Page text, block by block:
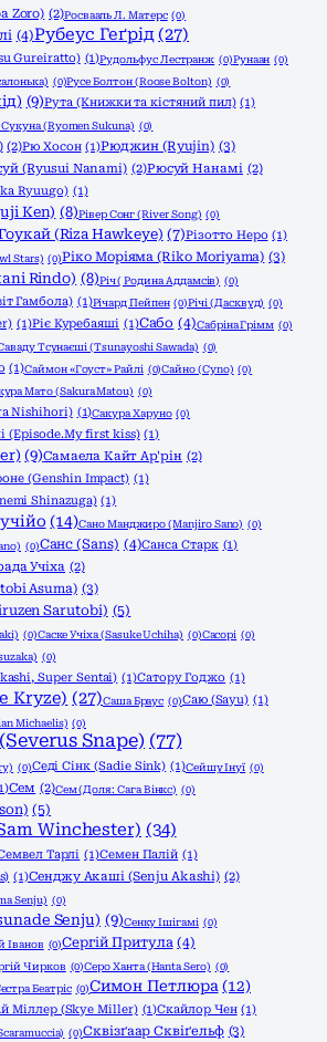
Zoro) (2)Росвааль Л. Матерс (0)
(4)Рубеус Геґрід (27)
Gureiratto) (1)Рудольфус Лестранж (0)Рунаан (0)
(0)Русе Болтон (Roose Bolton) (0)
(9)Рута (Книжки та кістяний пил) (1)
(Ryomen Sukuna) (0)
(2)Рю Хосон (1)Рюджин (Ryujin) (3)
(Ryusui Nanami) (2)Рюсуй Нанамі (2)
Ryuugo) (1)
Ken) (8)Рівер Сонг (River Song) (0)
(Riza Hawkeye) (7)Різотто Неро (1)
Stars) (0)Ріко Моріяма (Riko Moriyama) (3)
Rindo) (8)Річ ( Родина Аддамсів) (0)
Гамбола) (1)Річард Пейпен (0)Річі (Дасквуд) (0)
(1)Ріє Куребаяші (1)Сабо (4)Сабріна Грімм (0)
Тсунаєші (Tsunayoshi Sawada) (0)
(1)Саймон «Гоуст» Райлі (0)Сайно (Cyno) (0)
Мато (Sakura Matou) (0)
Nishihori) (1)Сакура Харуно (0)
(Episode.My first kiss) (1)
(9)Самаела Кайт Ар'рін (2)
(Genshin Impact) (1)
Shinazuga) (1)
(14)Сано Манджиро (Manjiro Sano) (0)
(0)Санс (Sans) (4)Санса Старк (1)
Учіха (2)
Asuma) (3)
Sarutobi) (5)
(0)Саске Учіха (Sasuke Uchiha) (0)Сасорі (0)
(0)
Super Sentai) (1)Сатору Годжо (1)
Kryze) (27)Саша Браус (0)Саю (Sayu) (1)
Michaelis) (0)
Snape) (77)
(0)Седі Сінк (Sadie Sink) (1)Сейшу Інуї (0)
Сем (2)Сем (Доля: Сага Вінкс) (0)
(5)
Winchester) (34)
Тарлі (1)Семен Палій (1)
(1)Сенджу Акаші (Senju Akashi) (2)
Senju) (0)
Senju) (9)Сенку Ішігамі (0)
Іванов (0)Сергій Притула (4)
Чирков (0)Серо Ханта (Hanta Sero) (0)
Беатріс (0)Симон Петлюра (12)
Міллер (Skye Miller) (1)Скайлор Чен (1)
(0)Сквізґаар Сквіґельф (3)